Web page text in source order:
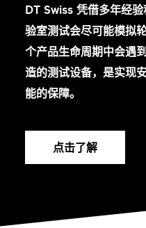
DT Swiss 凭借多年经
验室测试会尽可能模拟
个产品生命周期中会遇
造的测试设备，是实现
能的保障。
点击了解